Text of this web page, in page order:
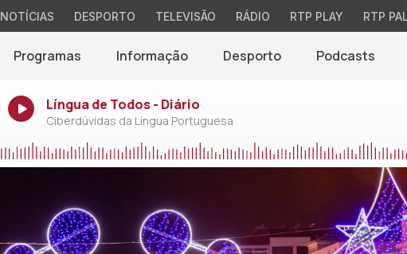
NOTÍCIAS DESPORTO TELEVISÃO RÁDIO RTP PLAY RTP
Programas Informação Desporto Podcasts
Língua de Todos - Diário
Ciberdúvidas da Língua Portuguesa